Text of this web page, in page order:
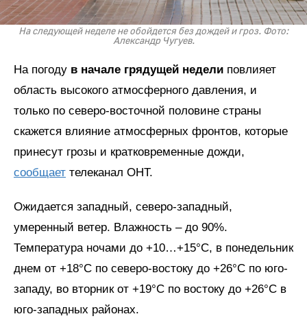
На следующей неделе не обойдется без дождей и гроз. Фото:
Александр Чугуев.
На погоду в начале грядущей недели повлияет
область высокого атмосферного давления, и
только по северо-восточной половине страны
скажется влияние атмосферных фронтов, которые
принесут грозы и кратковременные дожди,
сообщает телеканал ОНТ.
Ожидается западный, северо-западный,
умеренный ветер. Влажность – до 90%.
Температура ночами до +10…+15°C, в понедельник
днем от +18°C по северо-востоку до +26°C по юго-
западу, во вторник от +19°C по востоку до +26°C в
юго-западных районах.